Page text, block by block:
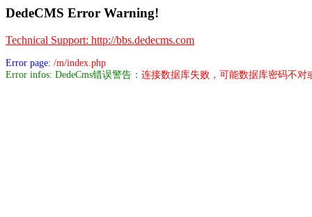
DedeCMS Error Warning!
Technical Support: http://bbs.dedecms.com
Error page: /m/index.php
Error infos: DedeCms错误警告： 连接数据库失败，可能数据库密码不对